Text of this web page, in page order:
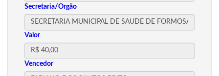
Secretaria/Orgão
Valor
Vencedor